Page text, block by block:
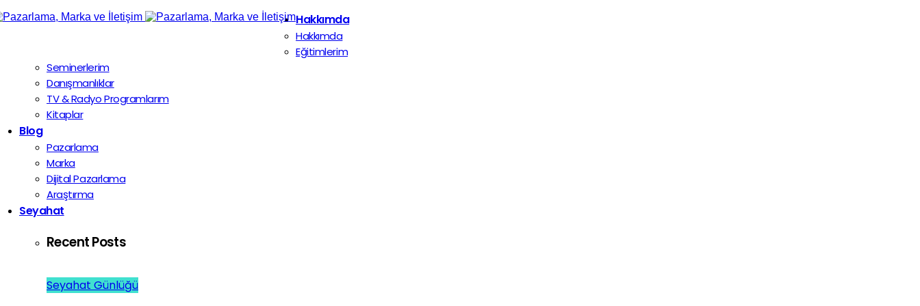
Hakkımda
Hakkımda
Eğitimlerim
Seminerlerim
Danışmanlıklar
TV & Radyo Programlarım
Kitaplar
Blog
Pazarlama
Marka
Dijital Pazarlama
Araştırma
Seyahat
Recent Posts
Seyahat Günlüğü